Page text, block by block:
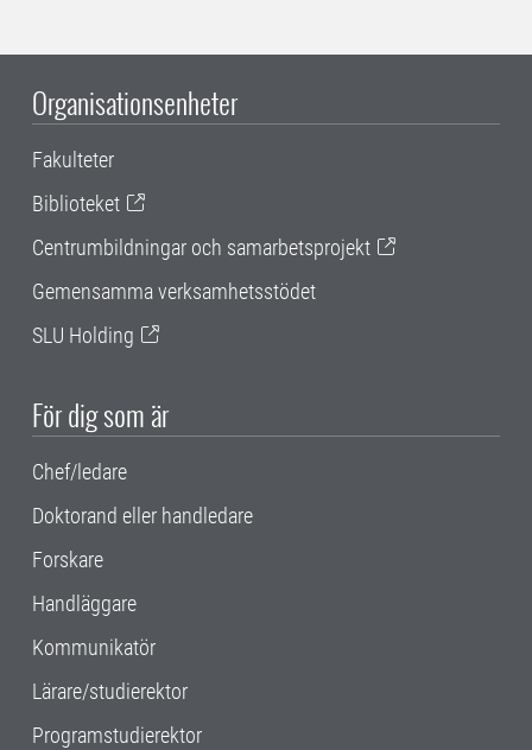
Organisationsenheter
Fakulteter
Biblioteket
Centrumbildningar och samarbetsprojekt
Gemensamma verksamhetsstödet
SLU Holding
För dig som är
Chef/ledare
Doktorand eller handledare
Forskare
Handläggare
Kommunikatör
Lärare/studierektor
Programstudierektor